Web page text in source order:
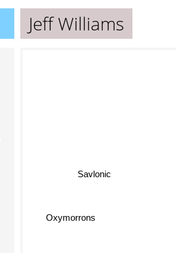
Jeff Williams
Savlonic
Oxymorrons